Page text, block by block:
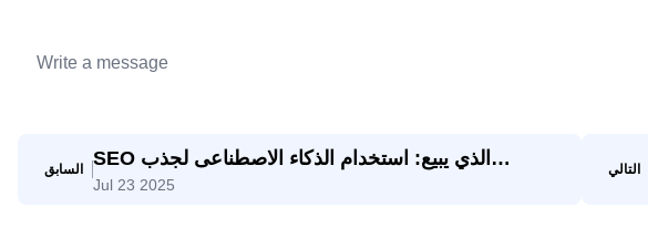
السابق
SEO الذي يبيع: استخدام الذكاء الاصطناعى لجذب
استفسارات تصدير حقيقية
Jul 23 2025
التالي